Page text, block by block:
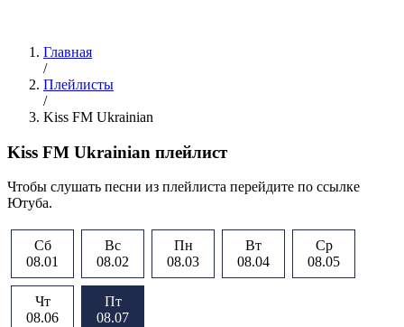
Главная
/
Плейлисты
/
Kiss FM Ukrainian
Kiss FM Ukrainian плейлист
Чтобы слушать песни из плейлиста перейдите по ссылке
Ютуба.
Сб
08.01
Вс
08.02
Пн
08.03
Вт
08.04
Ср
08.05
Чт
08.06
Пт
08.07